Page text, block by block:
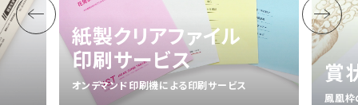
名刺 はがき カード・挨拶状
長4窓封筒
B5横3つ折
90×205
長40封筒
A4横4つ折
90×225
長1封筒
B4横3つ折
封筒印刷サービス
紙製クリアファイル
印刷サービス
オンデマンド印刷機による印刷サービス 賞
鳳凰枠